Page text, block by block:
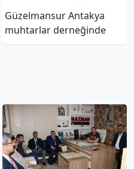
Güzelmansur Antakya
muhtarlar derneğinde